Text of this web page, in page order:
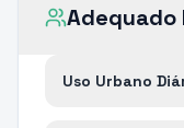
Adequado
Uso Urbano